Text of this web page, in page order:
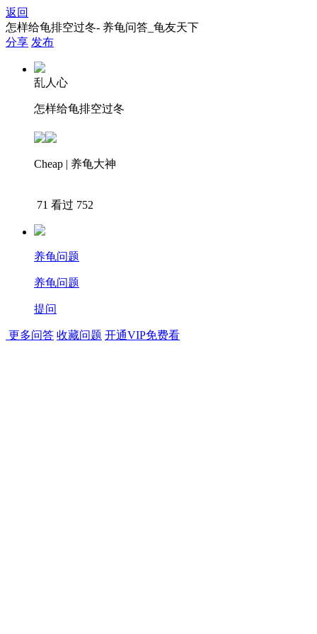
返回
怎样给龟排空过冬- 养龟问答_龟友天下
分享 发布
乱人心
怎样给龟排空过冬
Cheap | 养龟大神
71 看过 752
养龟问题
养龟问题
提问
更多问答 收藏问题 开通VIP免费看